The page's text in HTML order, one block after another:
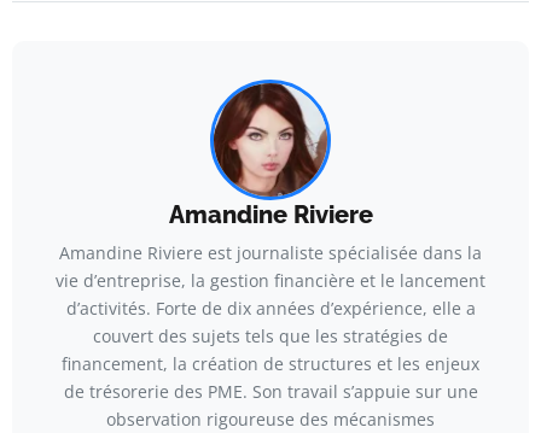
Amandine Riviere
Amandine Riviere est journaliste spécialisée dans la
vie d’entreprise, la gestion financière et le lancement
d’activités. Forte de dix années d’expérience, elle a
couvert des sujets tels que les stratégies de
financement, la création de structures et les enjeux
de trésorerie des PME. Son travail s’appuie sur une
observation rigoureuse des mécanismes